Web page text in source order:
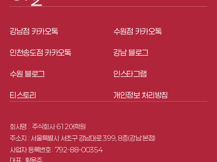
강남점 카카오톡 수원점 카카오톡
인천송도점 카카오톡 강남 블로그
수원 블로그 인스타그램
티스토리 개인정보 처리방침
회사명 : 주식회사 612어학원
주소지 : 서울특별시 서초구 강남대로 399, 8층(강남 본점)
사업자 등록번호 : 792-88-00354